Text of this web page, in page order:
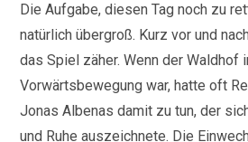
Die Aufgabe, diesen Tag noch zu
natürlich übergroß. Kurz vor und
das Spiel zäher. Wenn der Waldhof
Vorwärtsbewegung war, hatte oft
Jonas Albenas damit zu tun, der
und Ruhe auszeichnete. Die